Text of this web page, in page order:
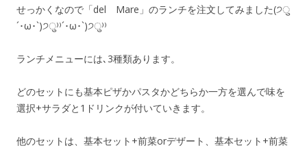
せっかくなので「del Mare」のランチを注文してみました(੭ु
´･ω･`)੭ु⁾⁾´･ω･`)੭ु⁾⁾
ランチメニューには､3種類あります。
どのセットにも基本ピザかパスタかどちらか一方を選んで味を
選択+サラダと1ドリンクが付いていきます。
他のセットは、基本セット+前菜orデザート、基本セット+前菜